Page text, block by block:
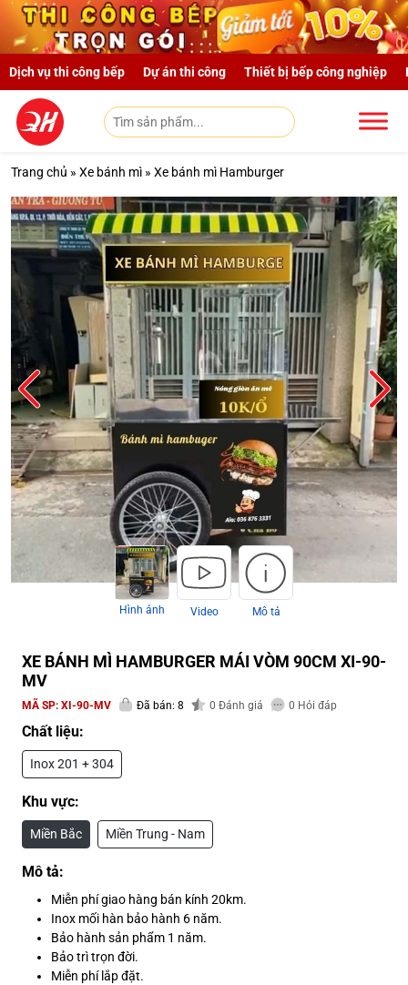
Skip to main content
Dịch vụ thi công bếp Dự án thi công Thiết bị bếp công nghiệp
Trang chủ » Xe bánh mì » Xe bánh mì Hamburger
Hình ảnh Video Mô tả
XE BÁNH MÌ HAMBURGER MÁI VÒM 90CM XI-90-
MV
MÃ SP: XI-90-MV Đã bán: 8 0 Đánh giá 0 Hỏi đáp
Chất liệu:
Inox 201 + 304
Khu vực:
Miền Bắc Miền Trung - Nam
Mô tả:
Miễn phí giao hàng bán kính 20km.
Inox mối hàn bảo hành 6 năm.
Bảo hành sản phẩm 1 năm.
Bảo trì trọn đời.
Miễn phí lắp đặt.